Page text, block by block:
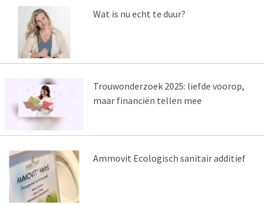
Wat is nu echt te duur?
Trouwonderzoek 2025: liefde voorop,
maar financiën tellen mee
Ammovit Ecologisch sanitair additief